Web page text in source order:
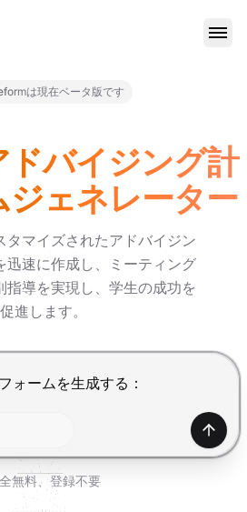
は現在ベータ版です
バイジング計
ジェネレーター
タマイズされたアドバイジン
迅速に作成し、ミーティング
指導を実現し、学生の成功を
促進します。
で改行
生成
無料、登録不要